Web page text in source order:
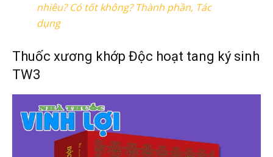
nhiêu? Có tốt không? Thành phần, Tác
dụng
Thuốc xương khớp Độc hoạt tang ký sinh
TW3